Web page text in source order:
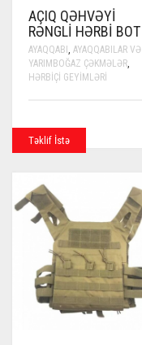
AÇIQ QƏHVƏYI
RƏNGLI HƏRBI BOT
AYAQQABI , AYAQQABILAR VƏ
YARIMBOĞAZ ÇƏKMƏLƏR,
HƏRBIÇI GEYIMLƏRI
Təklif İstə